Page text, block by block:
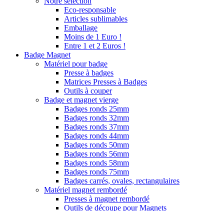
Eco-responsable
Articles sublimables
Emballage
Moins de 1 Euro !
Entre 1 et 2 Euros !
Badge Magnet
Matériel pour badge
Presse à badges
Matrices Presses à Badges
Outils à couper
Badge et magnet vierge
Badges ronds 25mm
Badges ronds 32mm
Badges ronds 37mm
Badges ronds 44mm
Badges ronds 50mm
Badges ronds 56mm
Badges ronds 58mm
Badges ronds 75mm
Badges carrés, ovales, rectangulaires
Matériel magnet rembordé
Presses à magnet rembordé
Outils de découpe pour Magnets